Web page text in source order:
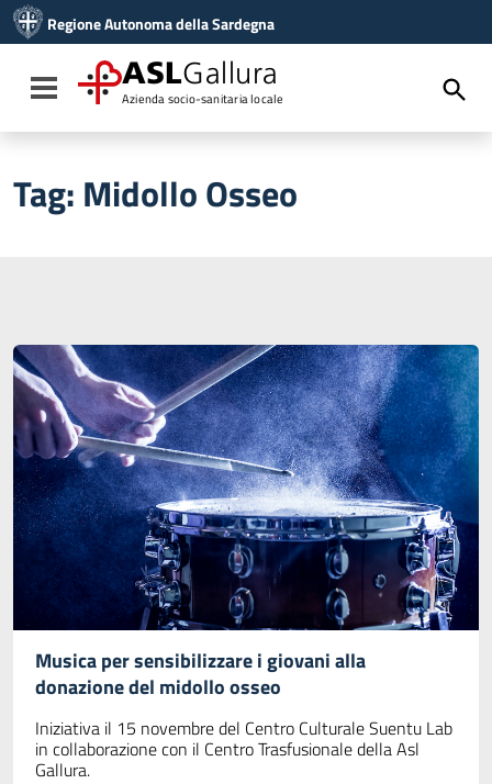
Vai al menu di navigazione
Vai al footer
Regione Autonoma della Sardegna
Toggle navigation
ASLGallura
Azienda socio-sanitaria locale
Tag: Midollo Osseo
Musica per sensibilizzare i giovani alla
donazione del midollo osseo
Iniziativa il 15 novembre del Centro Culturale Suentu Lab
in collaborazione con il Centro Trasfusionale della Asl
Gallura.